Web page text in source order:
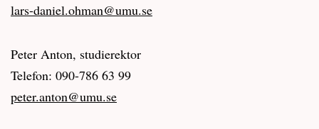
lars-daniel.ohman@umu.se
Peter Anton, studierektor
Telefon: 090-786 63 99
peter.anton@umu.se